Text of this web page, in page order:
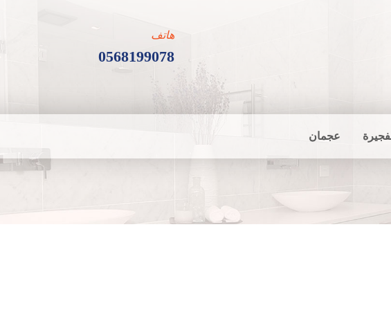
هاتف
0568199078
عجمان